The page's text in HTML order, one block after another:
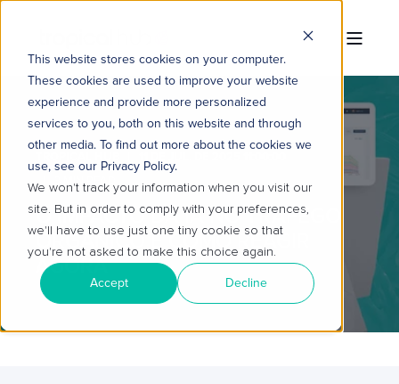
This website stores cookies on your computer.
These cookies are used to improve your website
experience and provide more personalized
services to you, both on this website and through
other media. To find out more about the cookies we
use, see our Privacy Policy.
We won't track your information when you visit our
site. But in order to comply with your preferences,
we'll have to use just one tiny cookie so that
you're not asked to make this choice again.
Accept Decline
3 MIN READ
O IMPACTO DA IA NO TRÁFEGO
ORGÂNICO E COMO REAGIR
AGORA